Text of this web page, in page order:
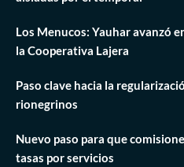
Los Menucos: Yauhar avanzó
la Cooperativa Lajera
Paso clave hacia la
rionegrinos
Nuevo paso para que
tasas por servicios